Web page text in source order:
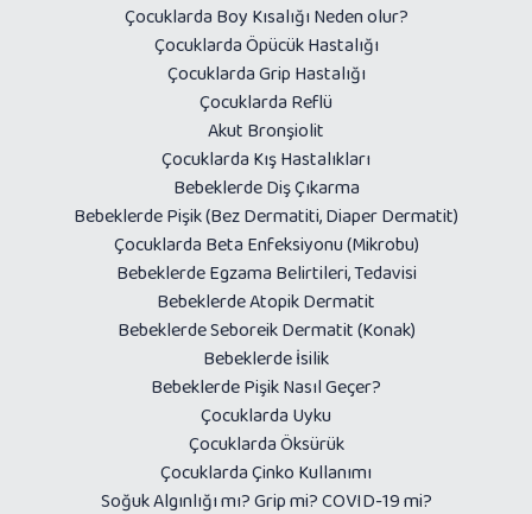
Çocuklarda Boy Kısalığı Neden olur?
Çocuklarda Öpücük Hastalığı
Çocuklarda Grip Hastalığı
Çocuklarda Reflü
Akut Bronşiolit
Çocuklarda Kış Hastalıkları
Bebeklerde Diş Çıkarma
Bebeklerde Pişik (Bez Dermatiti, Diaper Dermatit)
Çocuklarda Beta Enfeksiyonu (Mikrobu)
Bebeklerde Egzama Belirtileri, Tedavisi
Bebeklerde Atopik Dermatit
Bebeklerde Seboreik Dermatit (Konak)
Bebeklerde İsilik
Bebeklerde Pişik Nasıl Geçer?
Çocuklarda Uyku
Çocuklarda Öksürük
Çocuklarda Çinko Kullanımı
Soğuk Algınlığı mı? Grip mi? COVID-19 mi?